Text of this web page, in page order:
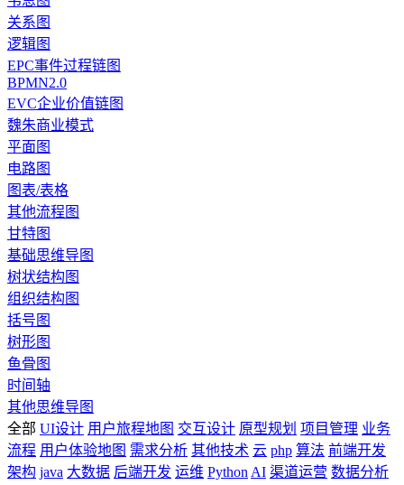
关系图
逻辑图
EPC事件过程链图
BPMN2.0
EVC企业价值链图
魏朱商业模式
平面图
电路图
图表/表格
其他流程图
甘特图
基础思维导图
树状结构图
组织结构图
括号图
树形图
鱼骨图
时间轴
其他思维导图
全部 UI设计 用户旅程地图 交互设计 原型规划 项目管理 业务
流程 用户体验地图 需求分析 其他技术 云 php 算法 前端开发
架构 java 大数据 后端开发 运维 Python AI 渠道运营 数据分析